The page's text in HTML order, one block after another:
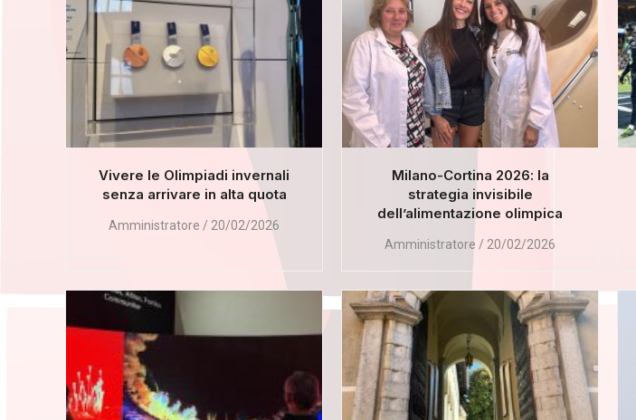
Vivere le Olimpiadi invernali
senza arrivare in alta quota
Amministratore 20/02/2026
Milano-Cortina 2026: la
strategia invisibile
dell’alimentazione olimpica
Amministratore 20/02/2026